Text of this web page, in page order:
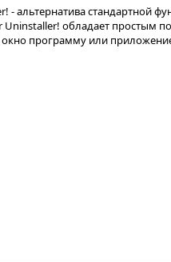
- альтернатива стандартной
Uninstaller! обладает простым
программу или